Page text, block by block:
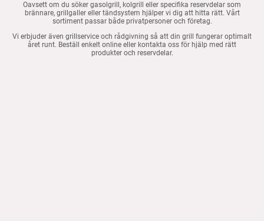
Oavsett om du söker gasolgrill, kolgrill eller specifika reservdelar som
brännare, grillgaller eller tändsystem hjälper vi dig att hitta rätt. Vårt
sortiment passar både privatpersoner och företag.
Vi erbjuder även grillservice och rådgivning så att din grill fungerar optimalt
året runt. Beställ enkelt online eller kontakta oss för hjälp med rätt
produkter och reservdelar.